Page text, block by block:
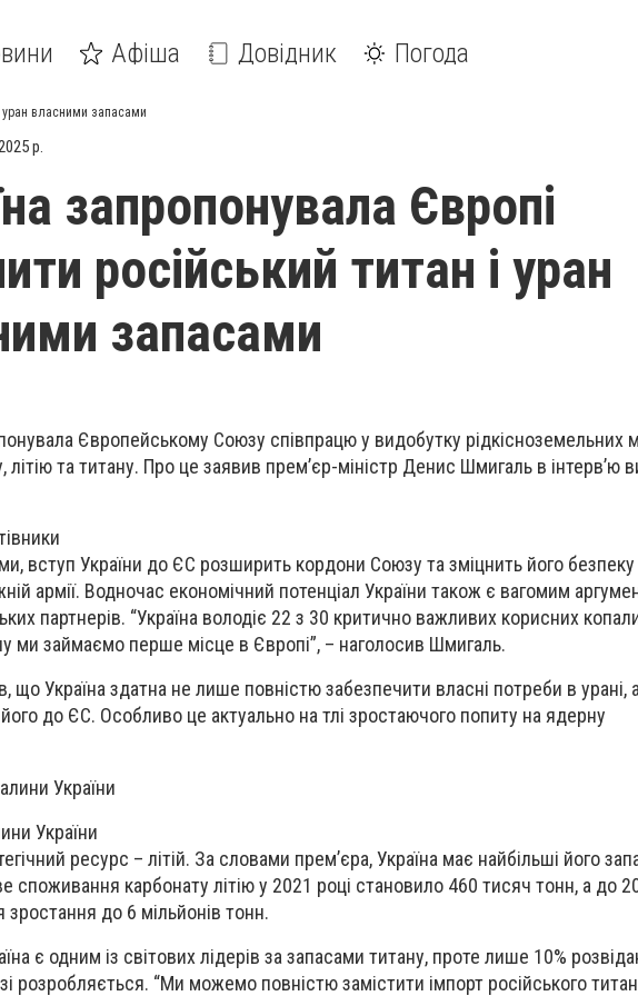
Афіша Довідник Погода
уран власними запасами
р.
запропонувала Європі
російський титан і уран
запасами
Європейському Союзу співпрацю у видобутку рідкісноземельних
літію та титану. Про це заявив прем’єр-міністр Денис Шмигаль в інтерв’ю
вступ України до ЄС розширить кордони Союзу та зміцнить його безпеку
армії. Водночас економічний потенціал України також є вагомим
партнерів. “Україна володіє 22 з 30 критично важливих корисних
ми займаємо перше місце в Європі”, – наголосив Шмигаль.
що Україна здатна не лише повністю забезпечити власні потреби в урані,
до ЄС. Особливо це актуально на тлі зростаючого попиту на ядерну
України
ресурс – літій. За словами прем’єра, Україна має найбільші його
споживання карбонату літію у 2021 році становило 460 тисяч тонн, а до
зростання до 6 мільйонів тонн.
є одним із світових лідерів за запасами титану, проте лише 10%
розробляється. “Ми можемо повністю замістити імпорт російського